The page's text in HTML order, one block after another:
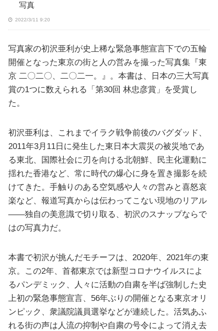
写真
2022/3/11 9:20
写真家の初沢亜利が史上稀な緊急事態宣言下での五輪
開催となった東京の街と人の営みを撮った写真集『東
京 二〇二〇、二〇二一。』。本書は、日本の三大写真
賞の1つに数えられる「第30回 林忠彦賞」を受賞し
た。
初沢亜利は、これまでイラク戦争前後のバグダッド、
2011年3月11日に発生した東日本大震災の被災地であ
る東北、国際社会に刃を向ける北朝鮮、民主化運動に
揺れた香港など、常に時代の爆心に身を置き撮影を続
けてきた。手触りのある空気感や人々の営みと喜怒哀
楽など、報道写真からは伝わってこない現地のリアル
――独自の美意識で切り取る、初沢のスナップならで
はの写真力だ。
本書で初沢が挑んだモチーフは、2020年、2021年の東
京。この2年、首都東京では新型コロナウイルスによ
るパンデミック、人々に活動の自粛を半ば強制した史
上初の緊急事態宣言、56年ぶりの開催となる東京オリ
ンピック、衆議院議員選挙などが連続した。活気あふ
れる街の声は人流の抑制や自粛の号令によって消え去